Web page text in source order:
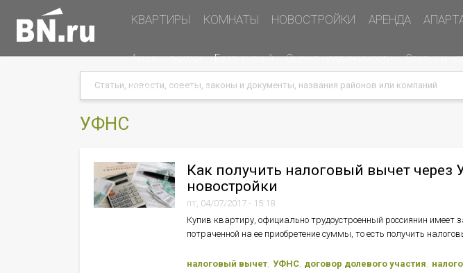
Основная
КВАРТИРЫ КОМНАТЫ НОВОСТРОЙКИ АРЕНДА
Дополнительная
навигация
Акции и скидки База знаний Оценка недвижимости Статьи и
Меню
в
Подать объявление
Search
Search
УФНС
Как получить налоговый вычет через
новостройки
пт, 04/07/2017 - 15:18
Купив квартиру, официально трудоустроенный россиянин имеет
потраченной на ее приобретение суммы, то есть получить
налоговый вычет УФНС договор долевого участия